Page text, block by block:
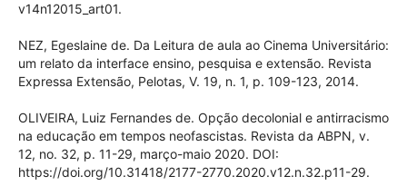
v14n12015_art01.
NEZ, Egeslaine de. Da Leitura de aula ao Cinema Universitário:
um relato da interface ensino, pesquisa e extensão. Revista
Expressa Extensão, Pelotas, V. 19, n. 1, p. 109-123, 2014.
OLIVEIRA, Luiz Fernandes de. Opção decolonial e antirracismo
na educação em tempos neofascistas. Revista da ABPN, v.
12, no. 32, p. 11-29, março-maio 2020. DOI:
https://doi.org/10.31418/2177-2770.2020.v12.n.32.p11-29.